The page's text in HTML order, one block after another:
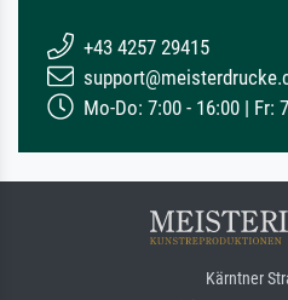
+43 4257 29415
Mo-Do: 7:00 - 16:00 | Fr:
Kärntner